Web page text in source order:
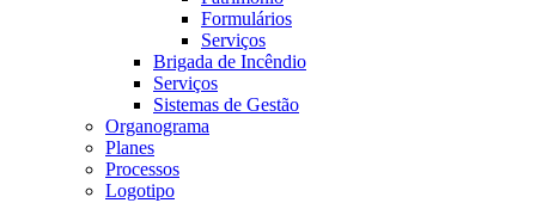
Formulários
Serviços
Brigada de Incêndio
Serviços
Sistemas de Gestão
Organograma
Planes
Processos
Logotipo